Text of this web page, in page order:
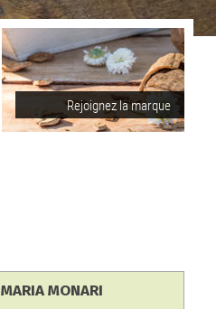
Rejoignez la marque
MARIA MONARI